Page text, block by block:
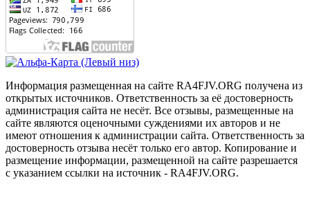
Информация размещенная на сайте RA4FJV.ORG получена из
открытых источников. Ответственность за её достоверность
администрация сайта не несёт. Все отзывы, размещенные на
сайте являются оценочными суждениями их авторов и не
имеют отношения к администрации сайта. Ответственность за
достоверность отзыва несёт только его автор. Копирование и
размещение информации, размещенной на сайте разрешается
с указанием ссылки на источник - RA4FJV.ORG.